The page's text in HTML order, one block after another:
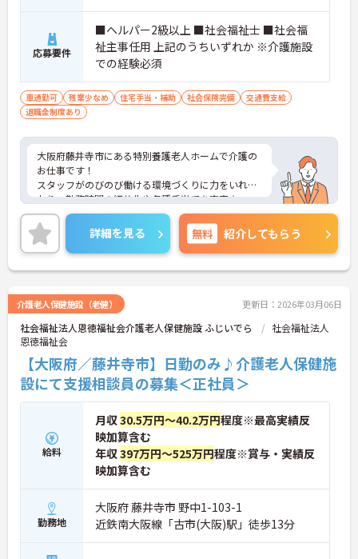
応募要件
■ヘルパー2級以上 ■社会福祉士 ■社会福
祉主事任用 上記のうちいずれか ※介護施設
での経験必須
車通勤可 残業少なめ 住宅手当・補助 社会保険完備
交通費支給
退職金制度あり
大阪府藤井寺市にある特別養護老人ホームで介護の
お仕事です！
スタッフがのびのび働ける環境づくりに力をいれて
おり、勤務時間の細分化や各種手当てを充実☆
また、スタッフ同士で協力しあうので残業もほとん
どありません♪
仕事とプライベートのメリハリをつけて勤務いただ
けます！
ご興味がある方は是非一度マイナビまでお問合せく
詳細を見る 無料 紹介してもらう
介護老人保健施設（老健） 更新日：2026年03月06日
社会福祉法人恩徳福祉会介護老人保健施設 ふじいでら
社会福祉法人
恩徳福祉会
【大阪府／藤井寺市】日勤のみ♪介護老人保健施
設にて支援相談員の募集＜正社員＞
給料
月収30.5万円～40.2万円程度※最高実績反
映加算含む
年収397万円～525万円程度※賞与・実績反
映加算含む
勤務地
大阪府 藤井寺市 野中1-103-1
近鉄南大阪線「古市(大阪)駅」徒歩13分